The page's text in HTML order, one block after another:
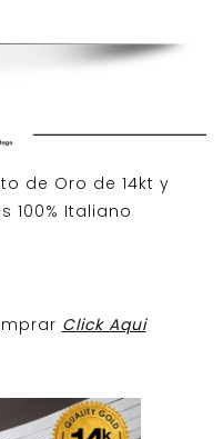
de Oro de 14kt y
100% Italiano
Click Aqui